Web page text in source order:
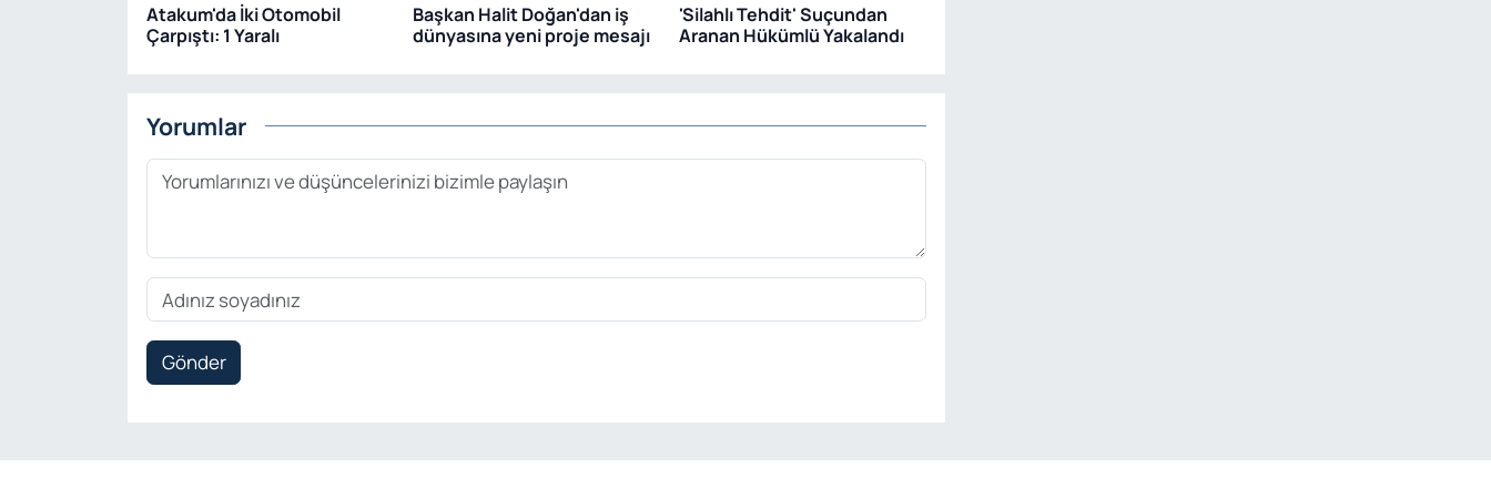
Atakum'da İki Otomobil
Çarpıştı: 1 Yaralı
Başkan Halit Doğan'dan iş
dünyasına yeni proje mesajı
'Silahlı Tehdit' Suçundan
Aranan Hükümlü Yakalandı
Yorumlar
Gönder